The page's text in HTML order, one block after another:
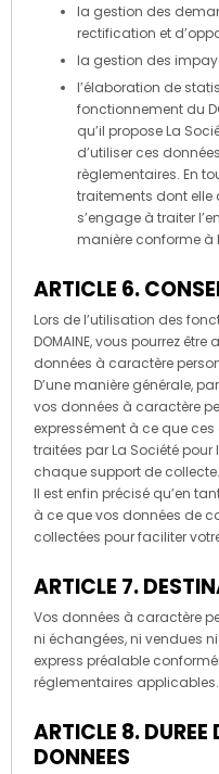
la gestion des
rectification et
la gestion des
l’élaboration de
fonctionnement du
qu’il propose La
d’utiliser ces
règlementaires. En
traitements dont elle
s’engage à traiter
manière conforme à
ARTICLE 6.
Lors de l’utilisation des
DOMAINE, vous pourrez
données à caractère
D’une manière générale,
vos données à caractère
expressément à ce que
traitées par La Société
chaque support de collecte.
Il est enfin précisé qu’en
à ce que vos données de
collectées pour faciliter
ARTICLE 7.
Vos données à caractère
ni échangées, ni vendues
express préalable
réglementaires applicables.
ARTICLE 8.
DONNEES